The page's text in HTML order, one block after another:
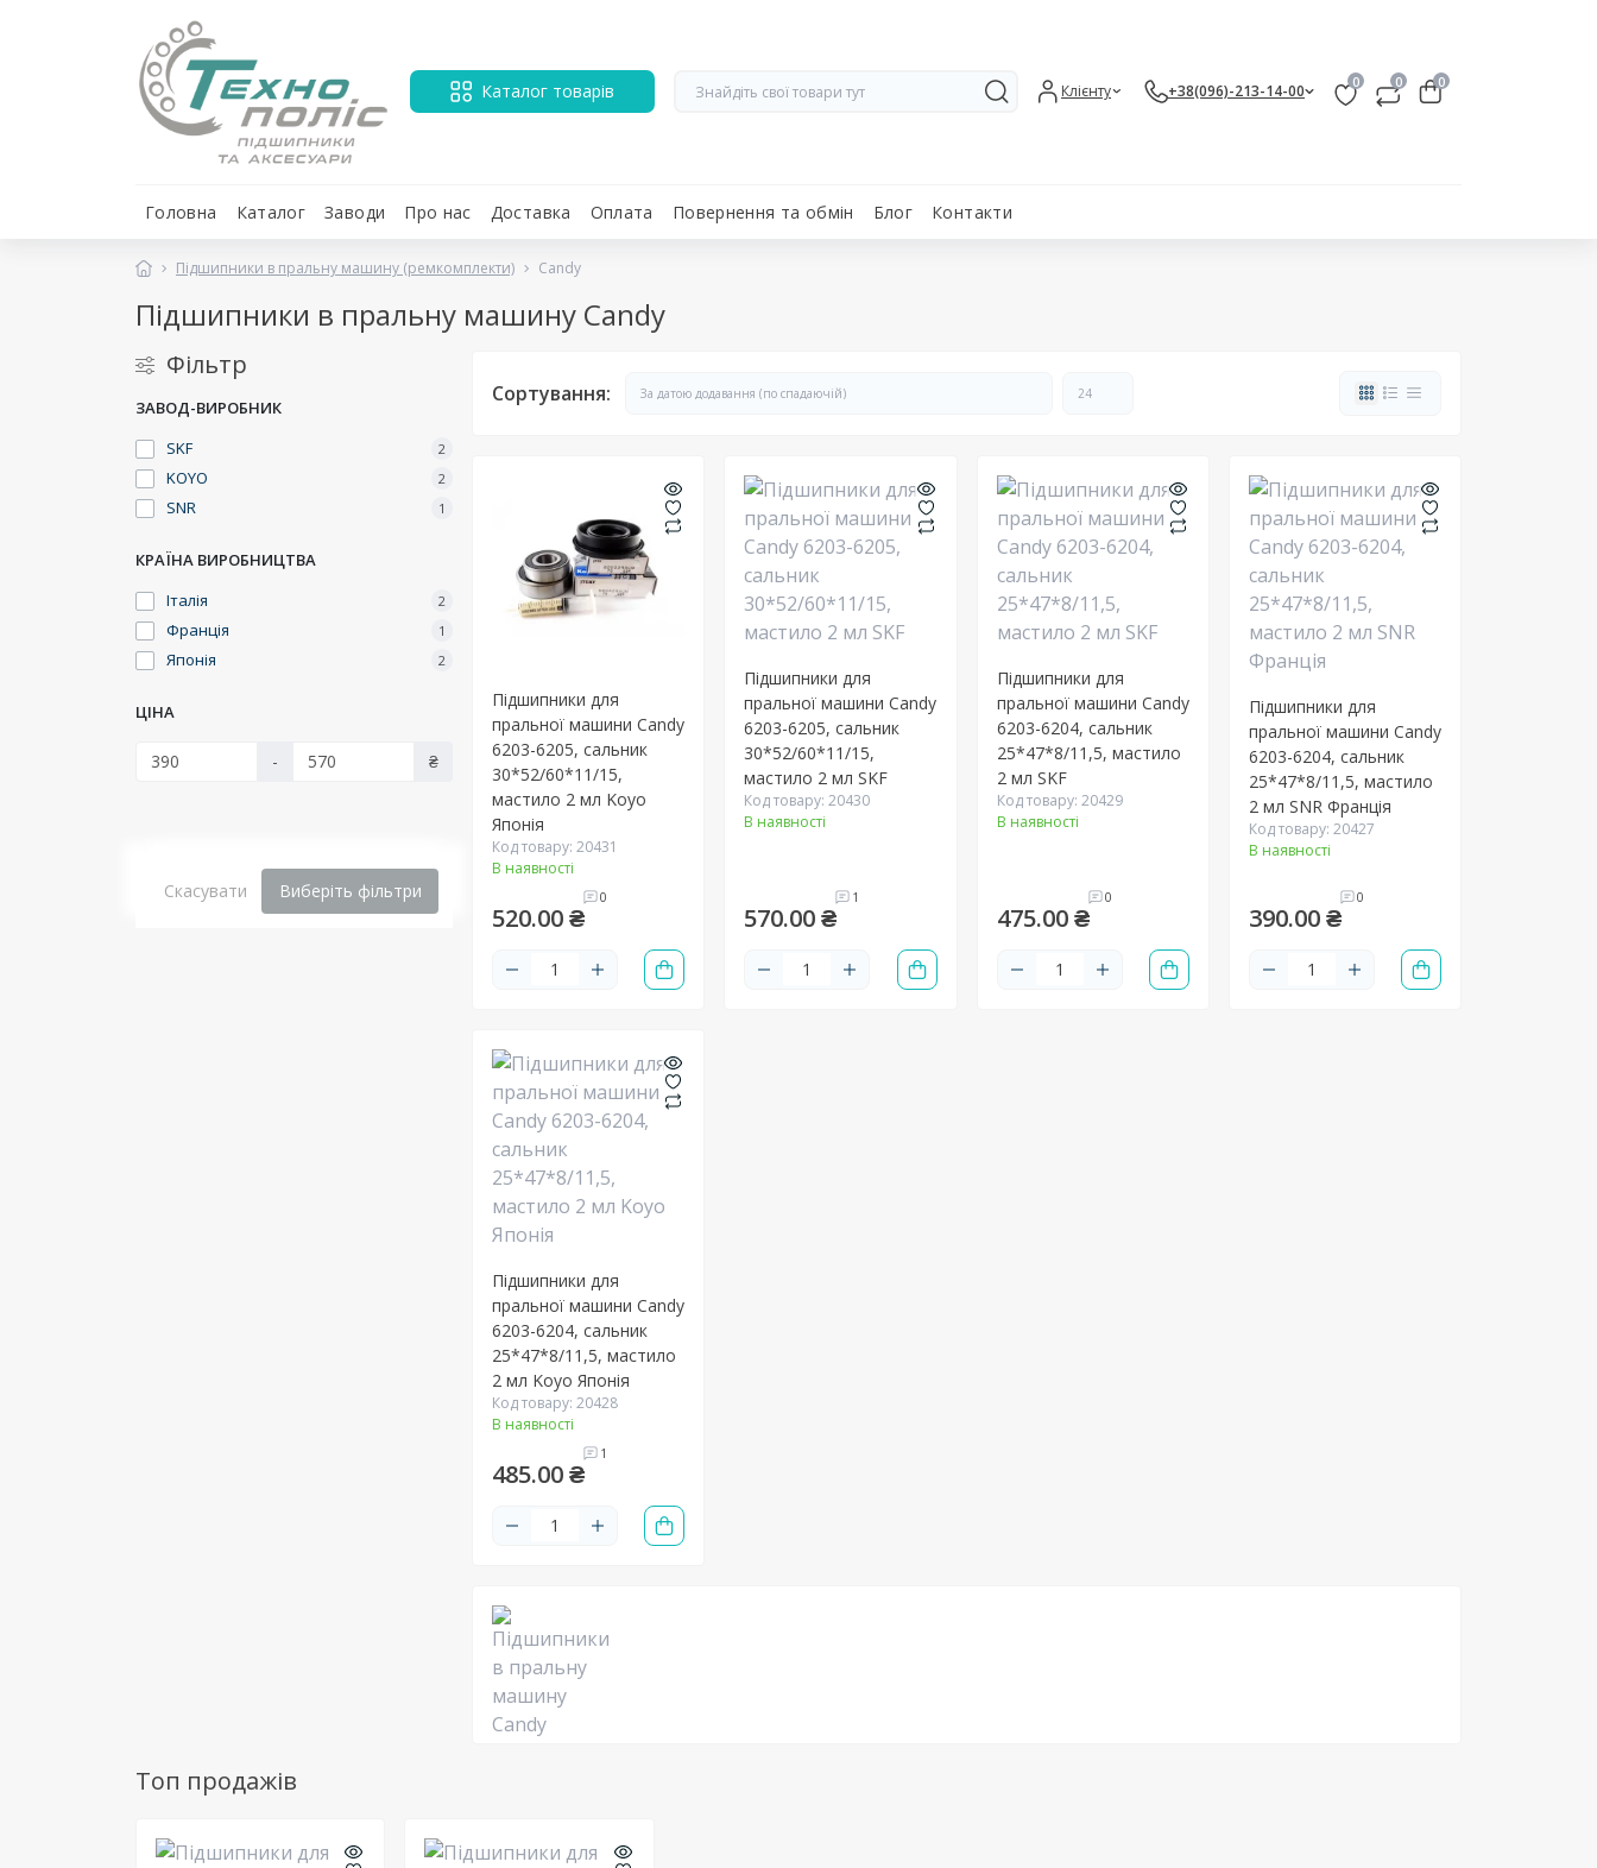
Каталог товарів Клієнту +38(096)-213-14-00 0 0 0
Головна Каталог Заводи Про нас Доставка Оплата Повернення та обмін Блог Контакти
Підшипники в пральну машину (ремкомплекти) Candy
Підшипники в пральну машину Candy
Фільтр
ЗАВОД-ВИРОБНИК
SKF
2
KOYO 2
SNR 1
КРАЇНА ВИРОБНИЦТВА
Італія
2
Франція 1
Японія 2
ЦІНА
- ₴
Скасувати Виберіть фільтри
Сортування:
Підшипники для
пральної машини Candy
6203-6205, сальник
30*52/60*11/15,
мастило 2 мл Koyo
Японія
Код товару: 20431
В наявності
0
520.00 ₴
Підшипники для
пральної машини Candy
6203-6205, сальник
30*52/60*11/15,
мастило 2 мл SKF
Код товару: 20430
В наявності
1
570.00 ₴
Підшипники для
пральної машини Candy
6203-6204, сальник
25*47*8/11,5, мастило
2 мл SKF
Код товару: 20429
В наявності
0
475.00 ₴
Підшипники для
пральної машини Candy
6203-6204, сальник
25*47*8/11,5, мастило
2 мл SNR Франція
Код товару: 20427
В наявності
0
390.00 ₴
Підшипники для
пральної машини Candy
6203-6204, сальник
25*47*8/11,5, мастило
2 мл Koyo Японія
Код товару: 20428
В наявності
1
485.00 ₴
Топ продажів